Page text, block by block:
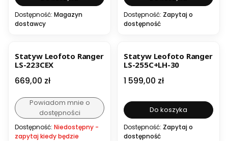
Dostępność: Magazyn
dostawcy
Dostępność: Zapytaj o
dostępność
Statyw Leofoto Ranger
LS-223CEX
Cena
669,00 zł
Powiadom mnie o
dostępności
Dostępność: Niedostępny -
zapytaj kiedy będzie
Statyw Leofoto Ranger
LS-255C+LH-30
Cena
1 599,00 zł
Do koszyka
Dostępność: Zapytaj o
dostępność